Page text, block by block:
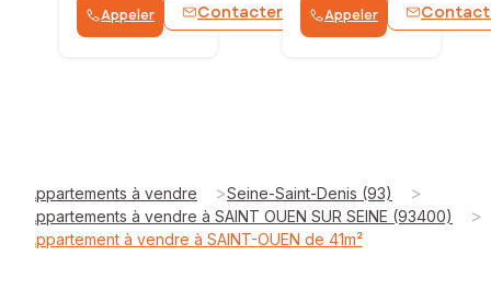
Appeler Contacter WhatsApp
Appeler
Appartements à vendre >Seine-Saint-Denis (93) >
Appartements à vendre à SAINT OUEN SUR SEINE (93400) >
Appartement à vendre à SAINT-OUEN de 41m²